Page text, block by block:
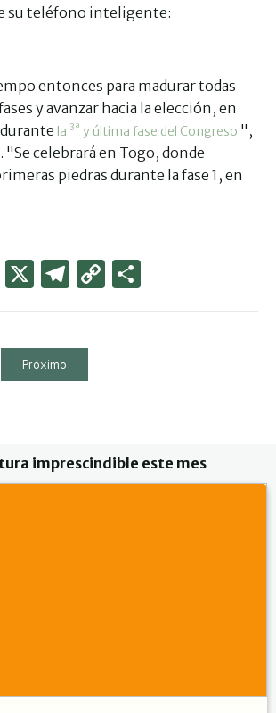
su teléfono inteligente:
entonces para madurar todas
y avanzar hacia la elección, en
la 3ª y última fase del Congreso ",
"Se celebrará en Togo, donde
piedras durante la fase 1, en
Wha
Tele
Cop
Próximo
imprescindible este mes